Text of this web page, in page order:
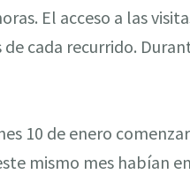
El acceso a las
cada recurrido.
10 de enero
mismo mes habían